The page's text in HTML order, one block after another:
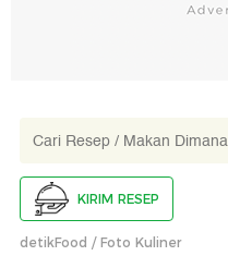
KIRIM RESEP
detikFood Foto Kuliner